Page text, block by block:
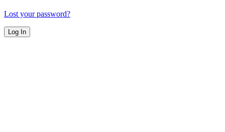
Lost your password?